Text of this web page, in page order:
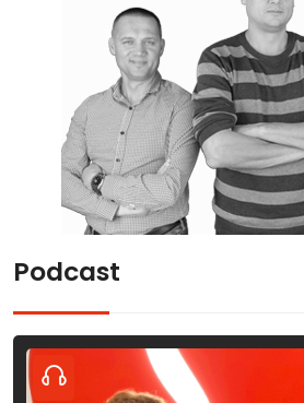
Podcast